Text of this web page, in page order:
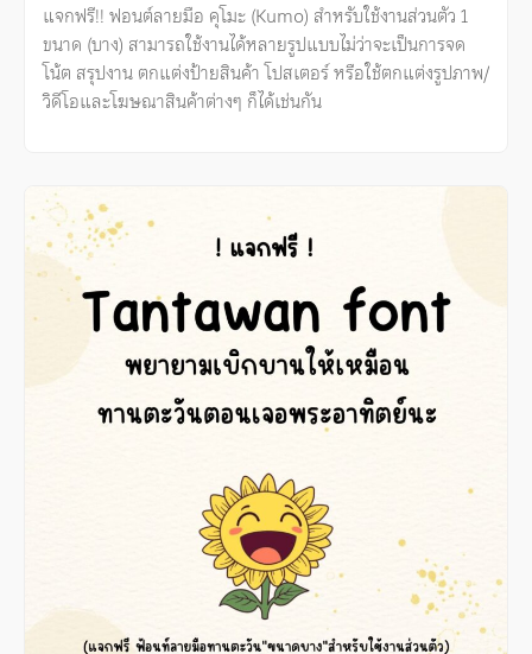
แจกฟรี!! ฟอนต์ลายมือ คุโมะ (Kumo) สำหรับใช้งานส่วนตัว 1
ขนาด (บาง) สามารถใช้งานได้หลายรูปแบบไม่ว่าจะเป็นการจด
โน้ต สรุปงาน ตกแต่งป้ายสินค้า โปสเตอร์ หรือใช้ตกแต่งรูปภาพ/
วิดีโอและโฆษณาสินค้าต่างๆ ก็ได้เช่นกัน